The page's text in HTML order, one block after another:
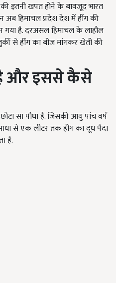
की इतनी खपत होने के बावजूद भारत
अब हिमाचल प्रदेश देश में हींग की
गया है. दरअसल हिमाचल के लाहौल
से हींग का बीज मांगकर खेती की
है और इससे कैसे
सा पौधा है. जिसकी आयु पांच वर्ष
से एक लीटर तक हींग का दूध पैदा
है.